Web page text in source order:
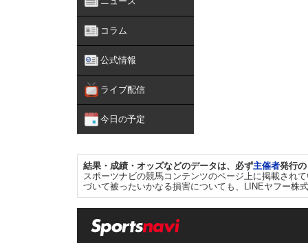
コラム
公式情報
ライブ配信
今日の予定
結果・成績・オッズなどのデータは、必ず主催者発行
スポーツナビの競馬コンテンツのページ上に掲載され
づいて被ったいかなる損害についても、LINEヤフー株